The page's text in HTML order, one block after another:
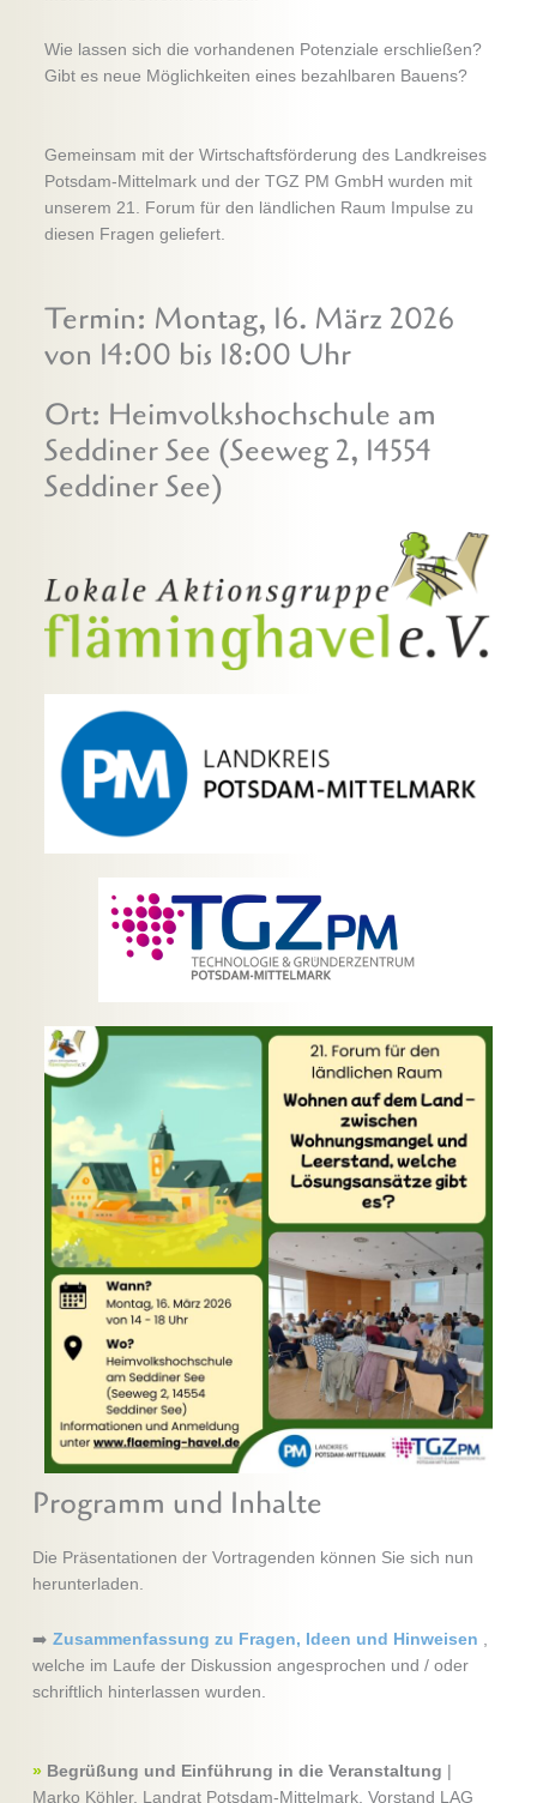
Wie lassen sich die vorhandenen Potenziale erschließen?
Gibt es neue Möglichkeiten eines bezahlbaren Bauens?
Gemeinsam mit der Wirtschaftsförderung des Landkreises
Potsdam-Mittelmark und der TGZ PM GmbH wurden mit
unserem 21. Forum für den ländlichen Raum Impulse zu
diesen Fragen geliefert.
Termin: Montag, 16. März 2026
von 14:00 bis 18:00 Uhr
Ort: Heimvolkshochschule am
Seddiner See (Seeweg 2, 14554
Seddiner See)
Programm und Inhalte
Die Präsentationen der Vortragenden können Sie sich nun
herunterladen.
➡️Zusammenfassung zu Fragen, Ideen und Hinweisen ,
welche im Laufe der Diskussion angesprochen und / oder
schriftlich hinterlassen wurden.
» Begrüßung und Einführung in die Veranstaltung
Marko Köhler, Landrat Potsdam-Mittelmark, Vorstand LAG